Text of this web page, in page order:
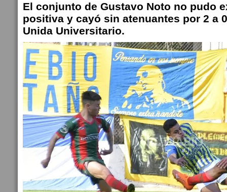
El conjunto de Gustavo Noto no pudo
positiva y cayó sin atenuantes por 2 a
Unida Universitario.